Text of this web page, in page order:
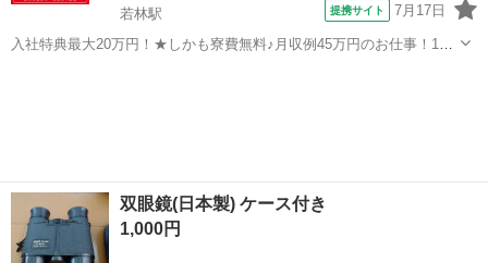
若林駅
提携サイト 7月17日
入社特典最大20万円！★しかも寮費無料♪月収例45万円のお仕事！1年
双眼鏡(日本製) ケース付き
1,000円